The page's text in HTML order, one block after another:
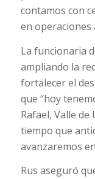
contamos con
en operaciones
La funcionaria
ampliando la
fortalecer el
que “hoy
Rafael, Valle de
tiempo que
avanzaremos
Rus aseguró